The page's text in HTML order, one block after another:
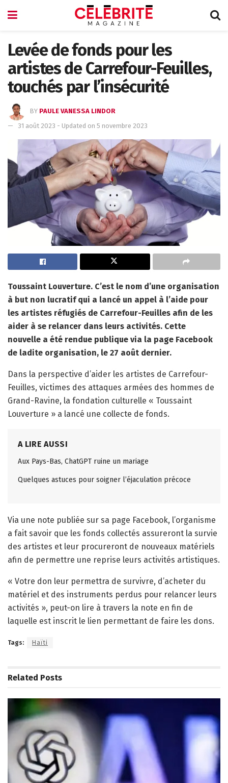
Levée de fonds pour les
artistes de Carrefour-Feuilles,
touchés par l’insécurité
BY PAULE VANESSA LINDOR
31 août 2023 - Updated on 5 novembre 2023
Toussaint Louverture. C’est le nom d’une organisation
à but non lucratif qui a lancé un appel à l’aide pour
les artistes réfugiés de Carrefour-Feuilles afin de les
aider à se relancer dans leurs activités. Cette
nouvelle a été rendue publique via la page Facebook
de ladite organisation, le 27 août dernier.
Dans la perspective d’aider les artistes de Carrefour-
Feuilles, victimes des attaques armées des hommes de
Grand-Ravine, la fondation culturelle « Toussaint
Louverture » a lancé une collecte de fonds.
A LIRE AUSSI
Aux Pays-Bas, ChatGPT ruine un mariage
Quelques astuces pour soigner l’éjaculation précoce
Via une note publiée sur sa page Facebook, l’organisme
a fait savoir que les fonds collectés assureront la survie
des artistes et leur procureront de nouveaux matériels
afin de permettre une reprise leurs activités artistiques.
« Votre don leur permettra de survivre, d’acheter du
matériel et des instruments perdus pour relancer leurs
activités », peut-on lire à travers la note en fin de
laquelle est inscrit le lien permettant de faire les dons.
Tags: Haïti
Related Posts